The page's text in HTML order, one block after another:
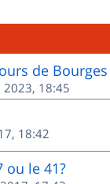
de Bourges
2023, 18:45
18:42
ou le 41?